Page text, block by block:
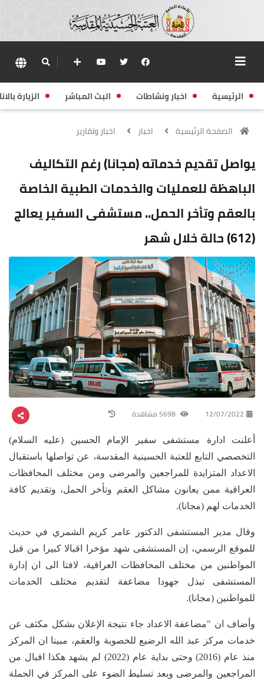
الرئيسية اخبار ونشاطات البث المباشر الزيارة
الصفحة الرئيسية اخبار اخبار وتقارير
يواصل تقديم خدماته (مجانا) رغم التكاليف
الباهظة للعمليات والخدمات الطبية الخاصة
بالعقم وتأخر الحمل.. مستشفى السفير يعالج
(612) حالة خلال شهر
12/07/2022
أعلنت ادارة مستشفى سفير الإمام الحسين (عليه السلام)
التخصصي التابع للعتبة الحسينية المقدسة، عن تواصلها باستقبال
الاعداد المتزايدة للمراجعين والمرضى ومن مختلف المحافظات
العراقية ممن يعانون مشاكل العقم وتأخر الحمل، وتقديم كافة
الخدمات لهم (مجانا).
وقال مدير المستشفى الدكتور عامر كريم الشمري في حديث
للموقع الرسمي، إن المستشفى شهد مؤخرا اقبالا كبيرا من قبل
المواطنين من مختلف المحافظات العراقية، لافتا الى ان إدارة
المستشفى تبذل جهودا مضاعفة لتقديم مختلف الخدمات
للمواطنين (مجانا).
وأضاف ان "مضاعفة الاعداد جاء نتيجة الإعلان بشكل مكثف عن
خدمات مركز عبد الله الرضيع للخصوبة والعقم، مبينا ان المركز
منذ عام (2016) وحتى بداية عام (2022) لم يشهد هكذا اقبال من
المراجعين والمرضى وبعد تسليط الضوء على المركز في الحملة